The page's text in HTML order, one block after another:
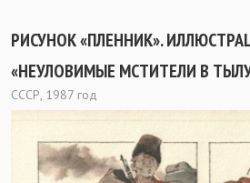
РИСУНОК «ПЛЕННИК».
«НЕУЛОВИМЫЕ МСТИТЕЛИ В
СССР, 1987 год